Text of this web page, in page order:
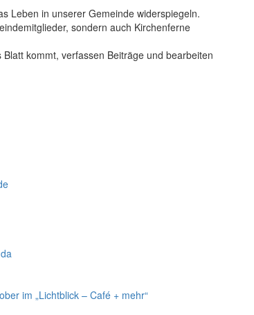
Leben in unserer Gemeinde widerspiegeln.
sondern auch Kirchenferne
kommt, verfassen Beiträge und bearbeiten
im „Lichtblick – Café + mehr“